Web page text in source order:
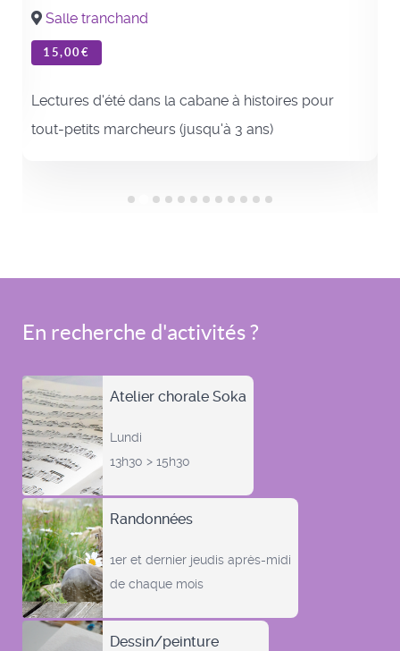
Salle tranchand
15,00€
Lectures d'été dans la cabane à histoires pour
tout-petits marcheurs (jusqu'à 3 ans)
En recherche d'activités ?
Atelier chorale Soka
Lundi
13h30 > 15h30
Randonnées
1er et dernier jeudis après-midi
de chaque mois
Dessin/peinture